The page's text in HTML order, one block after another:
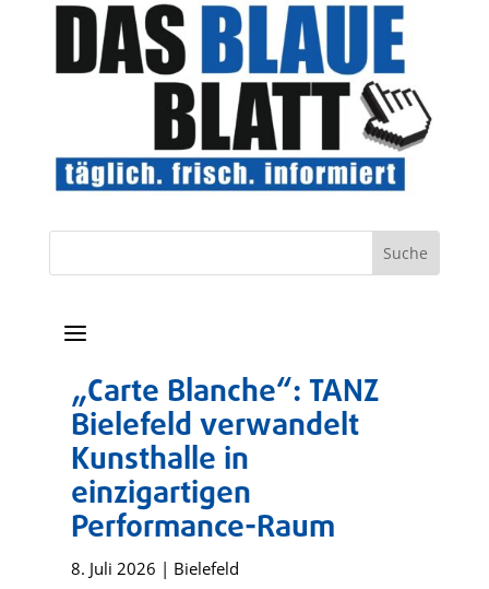
a
„Carte Blanche“: TANZ
Bielefeld verwandelt
Kunsthalle in
einzigartigen
Performance-Raum
8. Juli 2026 | Bielefeld